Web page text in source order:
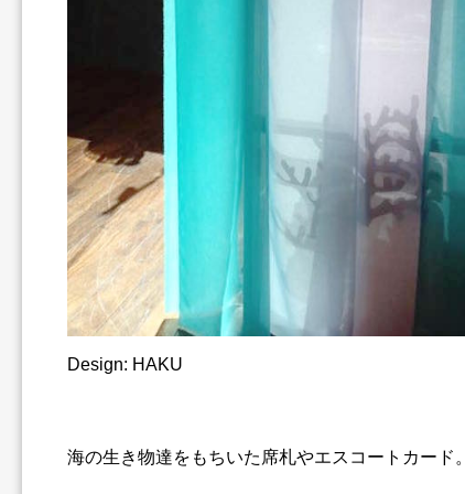
Design: HAKU
海の生き物達をもちいた席札やエスコートカード。